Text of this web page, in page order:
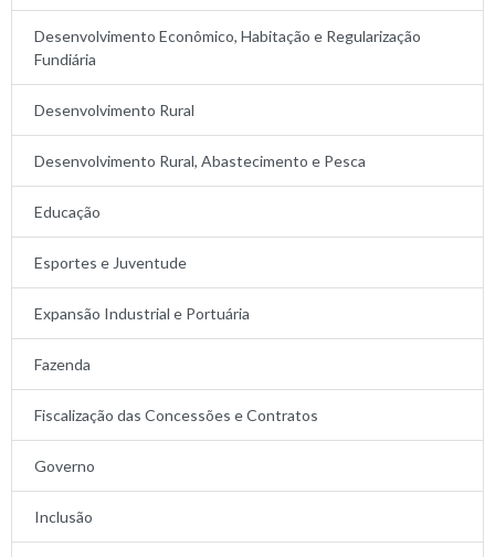
Desenvolvimento Econômico, Habitação e Regularização
Fundiária
Desenvolvimento Rural
Desenvolvimento Rural, Abastecimento e Pesca
Educação
Esportes e Juventude
Expansão Industrial e Portuária
Fazenda
Fiscalização das Concessões e Contratos
Governo
Inclusão